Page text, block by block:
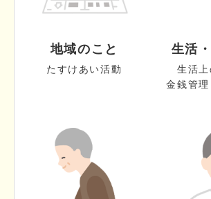
地域のこと
たすけあい活動
生活
生活上
金銭管